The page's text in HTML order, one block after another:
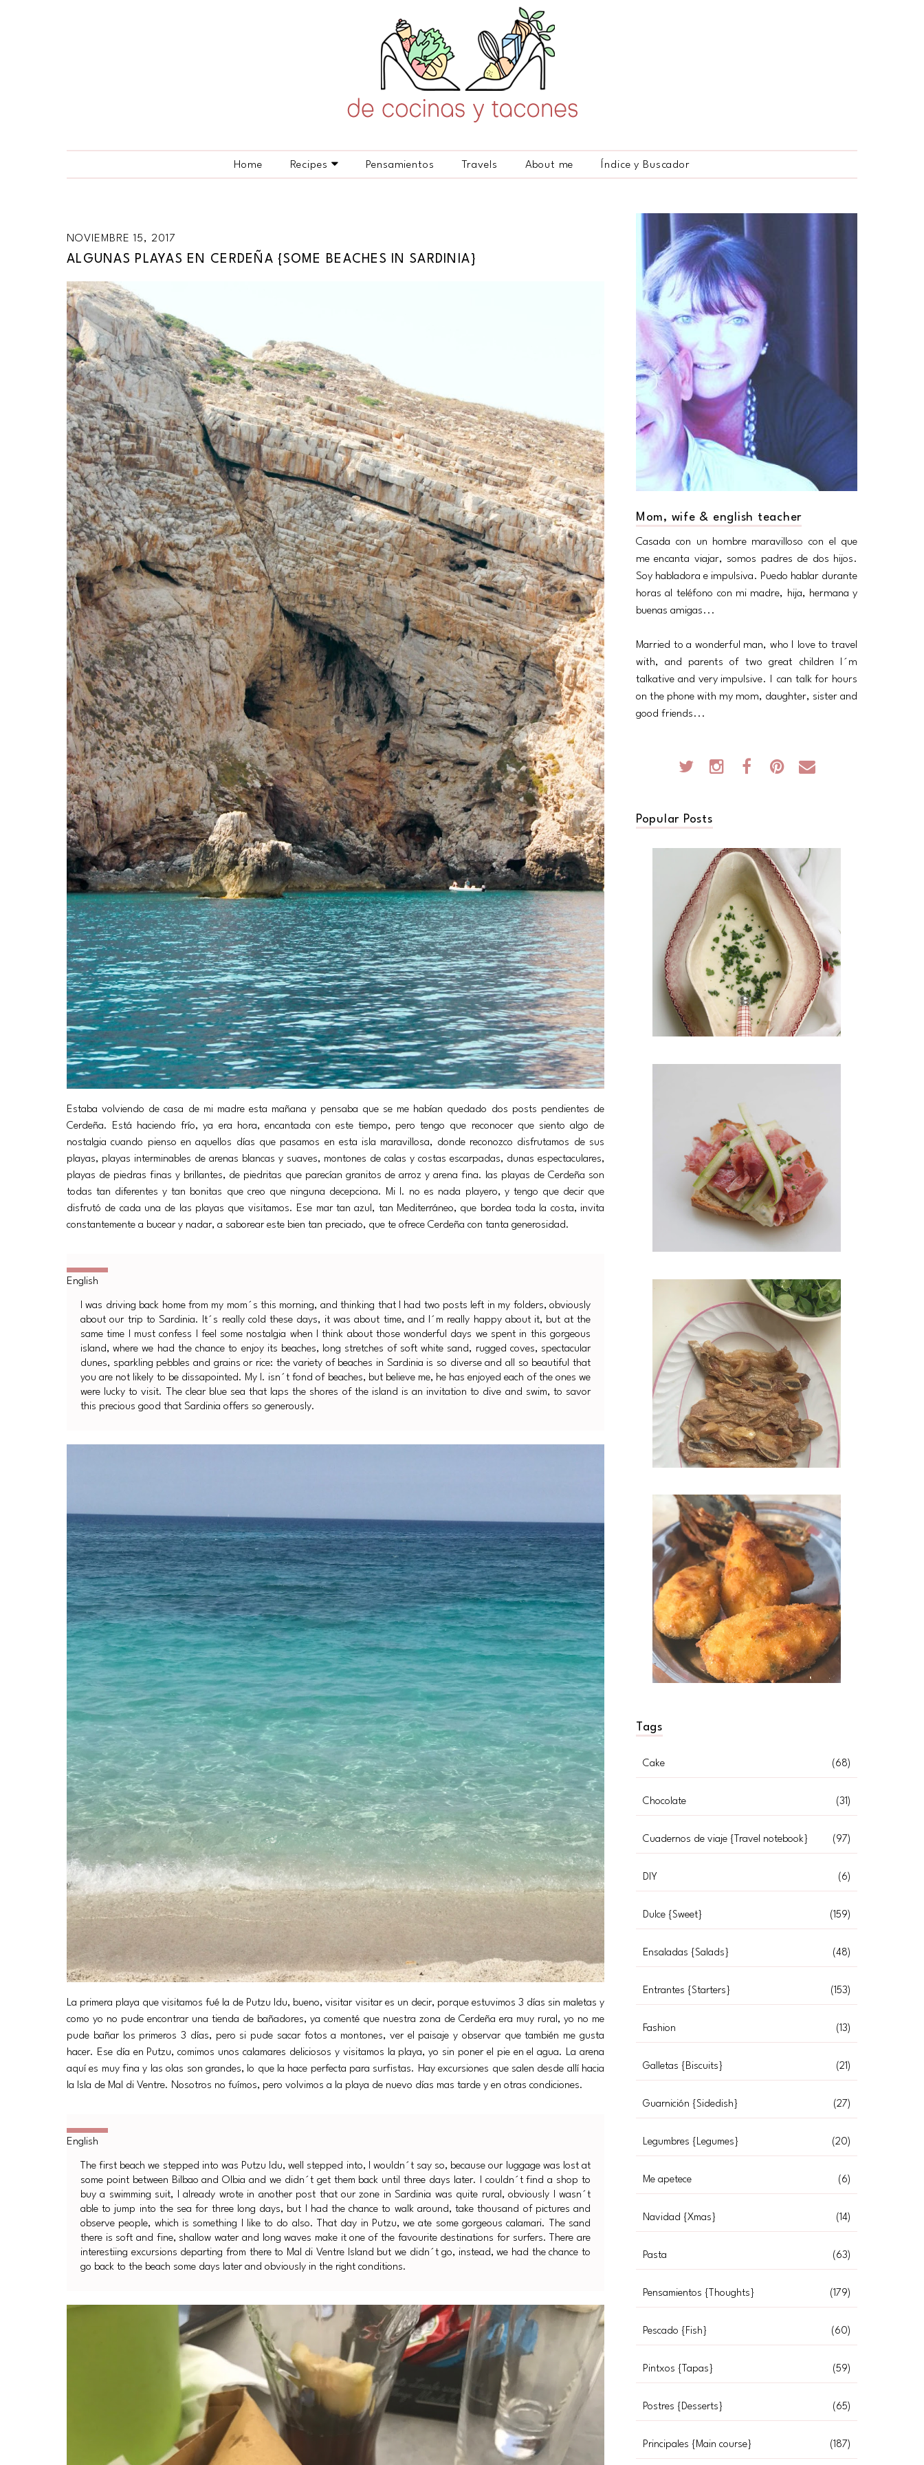
Home Recipes Pensamientos Travels About me Índice y Buscador
NOVIEMBRE 15, 2017
ALGUNAS PLAYAS EN CERDEÑA {SOME BEACHES IN SARDINIA}
Estaba volviendo de casa de mi madre esta mañana y pensaba que se me habían quedado dos posts pendientes de
Cerdeña. Está haciendo frío, ya era hora, encantada con este tiempo, pero tengo que reconocer que siento algo de
nostalgia cuando pienso en aquellos días que pasamos en esta isla maravillosa, donde reconozco disfrutamos de sus
playas, playas interminables de arenas blancas y suaves, montones de calas y costas escarpadas, dunas espectaculares,
playas de piedras finas y brillantes, de piedritas que parecían granitos de arroz y arena fina. las playas de Cerdeña son
todas tan diferentes y tan bonitas que creo que ninguna decepciona. Mi I. no es nada playero, y tengo que decir que
disfrutó de cada una de las playas que visitamos. Ese mar tan azul, tan Mediterráneo, que bordea toda la costa, invita
constantemente a bucear y nadar, a saborear este bien tan preciado, que te ofrece Cerdeña con tanta generosidad.
I was driving back home from my mom´s this morning, and thinking that I had two posts left in my folders, obviously
about our trip to Sardinia. It´s really cold these days, it was about time, and I´m really happy about it, but at the
same time I must confess I feel some nostalgia when I think about those wonderful days we spent in this gorgeous
island, where we had the chance to enjoy its beaches, long stretches of soft white sand, rugged coves, spectacular
dunes, sparkling pebbles and grains or rice: the variety of beaches in Sardinia is so diverse and all so beautiful that
you are not likely to be dissapointed. My I. isn´t fond of beaches, but believe me, he has enjoyed each of the ones we
were lucky to visit. The clear blue sea that laps the shores of the island is an invitation to dive and swim, to savor
this precious good that Sardinia offers so generously.
La primera playa que visitamos fué la de Putzu Idu, bueno, visitar visitar es un decir, porque estuvimos 3 días sin maletas y
como yo no pude encontrar una tienda de bañadores, ya comenté que nuestra zona de Cerdeña era muy rural, yo no me
pude bañar los primeros 3 días, pero si pude sacar fotos a montones, ver el paisaje y observar que también me gusta
hacer. Ese día en Putzu, comimos unos calamares deliciosos y visitamos la playa, yo sin poner el pie en el agua. La arena
aquí es muy fina y las olas son grandes, lo que la hace perfecta para surfistas. Hay excursiones que salen desde allí hacia
la Isla de Mal di Ventre. Nosotros no fuímos, pero volvimos a la playa de nuevo días mas tarde y en otras condiciones.
The first beach we stepped into was Putzu Idu, well stepped into, I wouldn´t say so, because our luggage was lost at
some point between Bilbao and Olbia and we didn´t get them back until three days later. I couldn´t find a shop to
buy a swimming suit, I already wrote in another post that our zone in Sardinia was quite rural, obviously I wasn´t
able to jump into the sea for three long days, but I had the chance to walk around, take thousand of pictures and
observe people, which is something I like to do also. That day in Putzu, we ate some gorgeous calamari. The sand
there is soft and fine, shallow water and long waves make it one of the favourite destinations for surfers. There are
interestiing excursions departing from there to Mal di Ventre Island but we didn´t go, instead, we had the chance to
go back to the beach some days later and obviously in the right conditions.
Mom, wife & english teacher
Casada con un hombre maravilloso con el que
me encanta viajar, somos padres de dos hijos.
Soy habladora e impulsiva. Puedo hablar durante
horas al teléfono con mi madre, hija, hermana y
buenas amigas...
Married to a wonderful man, who I love to travel
with, and parents of two great children I´m
talkative and very impulsive. I can talk for hours
on the phone with my mom, daughter, sister and
good friends...
Popular Posts
Tags
Cake (68)
Chocolate (31)
Cuadernos de viaje {Travel notebook} (97)
DIY (6)
Dulce {Sweet} (159)
Ensaladas {Salads} (48)
Entrantes {Starters} (153)
Fashion (13)
Galletas {Biscuits} (21)
Guarnición {Sidedish} (27)
Legumbres {Legumes} (20)
Me apetece (6)
Navidad {Xmas} (14)
Pasta (63)
Pensamientos {Thoughts} (179)
Pescado {Fish} (60)
Pintxos {Tapas} (59)
Postres {Desserts} (65)
Principales {Main course} (187)